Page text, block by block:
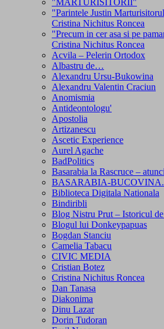
"Parintele Justin
Cristina Nichitus Roncea
"Precum in cer asa si pe
Cristina Nichitus Roncea
Acvila – Pelerin Ortodox
Albastru de…
Alexandru Ursu-Bukowina
Alexandru Valentin Craciun
Anomismia
Antideontologu'
Apostolia
Artizanescu
Ascetic Experience
Aurel Agache
BadPolitics
Basarabia la Rascruce –
BASARABIA-
Biblioteca Digitala Nationala
Bindiribli
Blog Nistru Prut – Istoricul
Blogul lui Donkeypapuas
Bogdan Stanciu
Camelia Tabacu
CIVIC MEDIA
Cristian Botez
Cristina Nichitus Roncea
Dan Tanasa
Diakonima
Dinu Lazar
Dorin Tudoran